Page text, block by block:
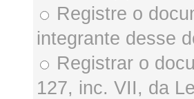
Registre o
integrante desse
Registrar o
127, inc. VII, da